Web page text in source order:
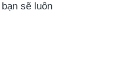
sẽ luôn